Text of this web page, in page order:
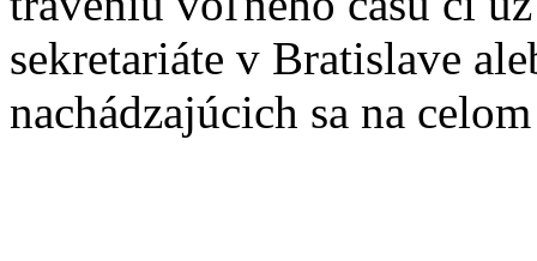
sekretariáte v Bratislave
nachádzajúcich sa na